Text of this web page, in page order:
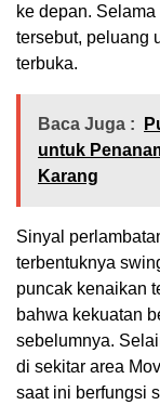
ke depan.
tersebut, peluang
terbuka.
Baca Juga :
untuk
Karang
Sinyal
terbentuknya
puncak kenaikan
bahwa kekuatan
sebelumnya.
di sekitar area
saat ini berfungsi